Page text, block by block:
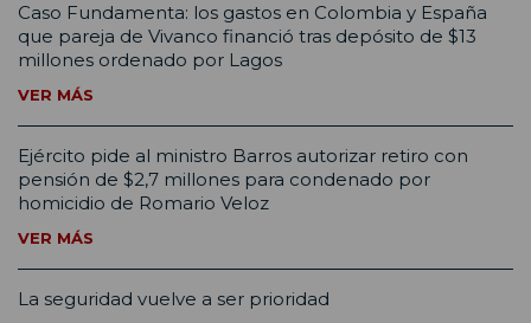
Caso Fundamenta: los gastos en Colombia y España
que pareja de Vivanco financió tras depósito de $13
millones ordenado por Lagos
VER MÁS
Ejército pide al ministro Barros autorizar retiro con
pensión de $2,7 millones para condenado por
homicidio de Romario Veloz
VER MÁS
La seguridad vuelve a ser prioridad